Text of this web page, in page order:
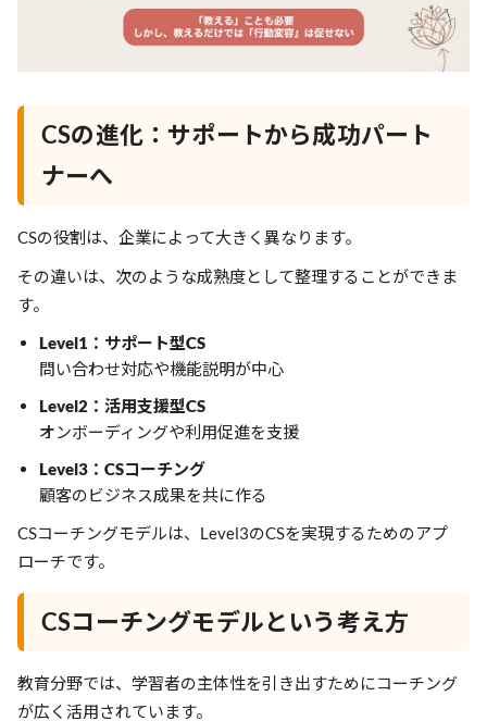
CSの進化：サポートから成功パート
ナーへ
CSの役割は、企業によって大きく異なります。
その違いは、次のような成熟度として整理することができま
す。
Level1：サポート型CS
問い合わせ対応や機能説明が中心
Level2：活用支援型CS
オンボーディングや利用促進を支援
Level3：CSコーチング
顧客のビジネス成果を共に作る
CSコーチングモデルは、Level3のCSを実現するためのアプ
ローチです。
CSコーチングモデルという考え方
教育分野では、学習者の主体性を引き出すためにコーチング
が広く活用されています。